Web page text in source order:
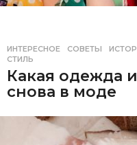
ИНТЕРЕСНОЕ ,СОВЕТЫ
СТИЛЬ
Какая одежда
снова в моде